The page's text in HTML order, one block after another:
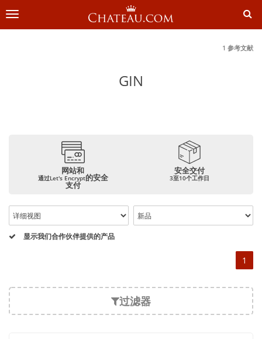
切
导
1 参考文献
GIN
网站和
通过Let's Encrypt的安全
支付
安全交付
3至10个工作日
显示我们合作伙伴提供的产品
1
过滤器